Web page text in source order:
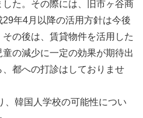
た。その際には、旧市ヶ谷商
年4月以降の活用方針は今後
の後は、賃貸物件を活用した
の減少に一定の効果が期待出
都への打診はしておりませ
、韓国人学校の可能性につい